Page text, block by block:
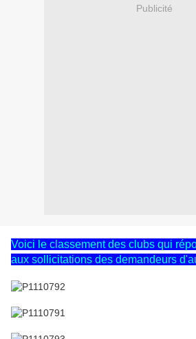
Publicité
Voici le classement des clubs qui
aux sollicitations des demandeurs